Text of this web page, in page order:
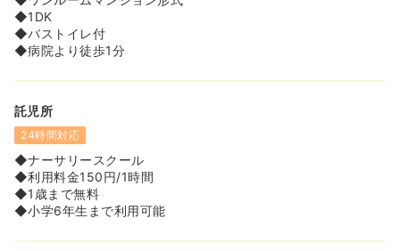
◆1DK
◆バストイレ付
◆病院より徒歩1分
託児所
24時間対応
◆ナーサリースクール
◆利用料金150円/1時間
◆1歳まで無料
◆小学6年生まで利用可能